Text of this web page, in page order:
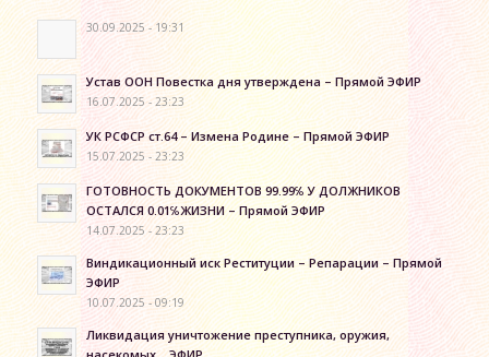
30.09.2025 - 19:31
Устав ООН Повестка дня утверждена – Прямой ЭФИР
16.07.2025 - 23:23
УК РСФСР ст.64 – Измена Родине – Прямой ЭФИР
15.07.2025 - 23:23
ГОТОВНОСТЬ ДОКУМЕНТОВ 99.99℅ У ДОЛЖНИКОВ
ОСТАЛСЯ 0.01℅ЖИЗНИ – Прямой ЭФИР
14.07.2025 - 23:23
Виндикационный иск Реституции – Репарации – Прямой
ЭФИР
10.07.2025 - 09:19
Ликвидация уничтожение преступника, оружия,